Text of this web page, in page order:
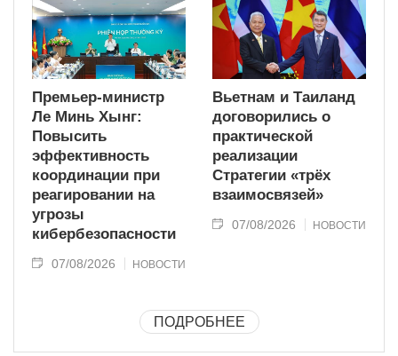
Премьер-министр
Ле Минь Хынг:
Повысить
эффективность
координации при
реагировании на
угрозы
кибербезопасности
07/08/2026 НОВОСТИ
Вьетнам и Таиланд
договорились о
практической
реализации
Стратегии «трёх
взаимосвязей»
07/08/2026 НОВОСТИ
ПОДРОБНЕЕ